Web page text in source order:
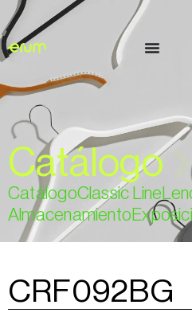
Catálogo
CatálogoClassic Line
Almacenamiento
CRF092BG